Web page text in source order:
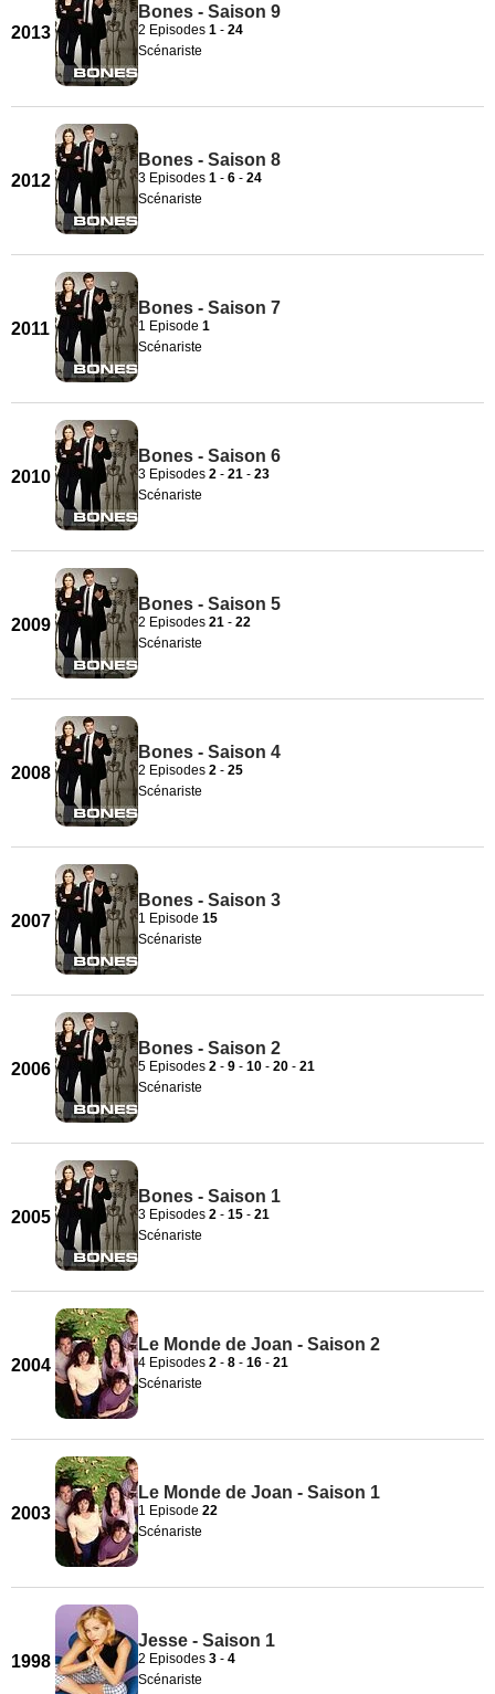
2013
Bones - Saison 9
2 Episodes 1 - 24
Scénariste
2012
Bones - Saison 8
3 Episodes 1 - 6 - 24
Scénariste
2011
Bones - Saison 7
1 Episode 1
Scénariste
2010
Bones - Saison 6
3 Episodes 2 - 21 - 23
Scénariste
2009
Bones - Saison 5
2 Episodes 21 - 22
Scénariste
2008
Bones - Saison 4
2 Episodes 2 - 25
Scénariste
2007
Bones - Saison 3
1 Episode 15
Scénariste
2006
Bones - Saison 2
5 Episodes 2 - 9 - 10 - 20 - 21
Scénariste
2005
Bones - Saison 1
3 Episodes 2 - 15 - 21
Scénariste
2004
Le Monde de Joan - Saison 2
4 Episodes 2 - 8 - 16 - 21
Scénariste
2003
Le Monde de Joan - Saison 1
1 Episode 22
Scénariste
1998
Jesse - Saison 1
2 Episodes 3 - 4
Scénariste